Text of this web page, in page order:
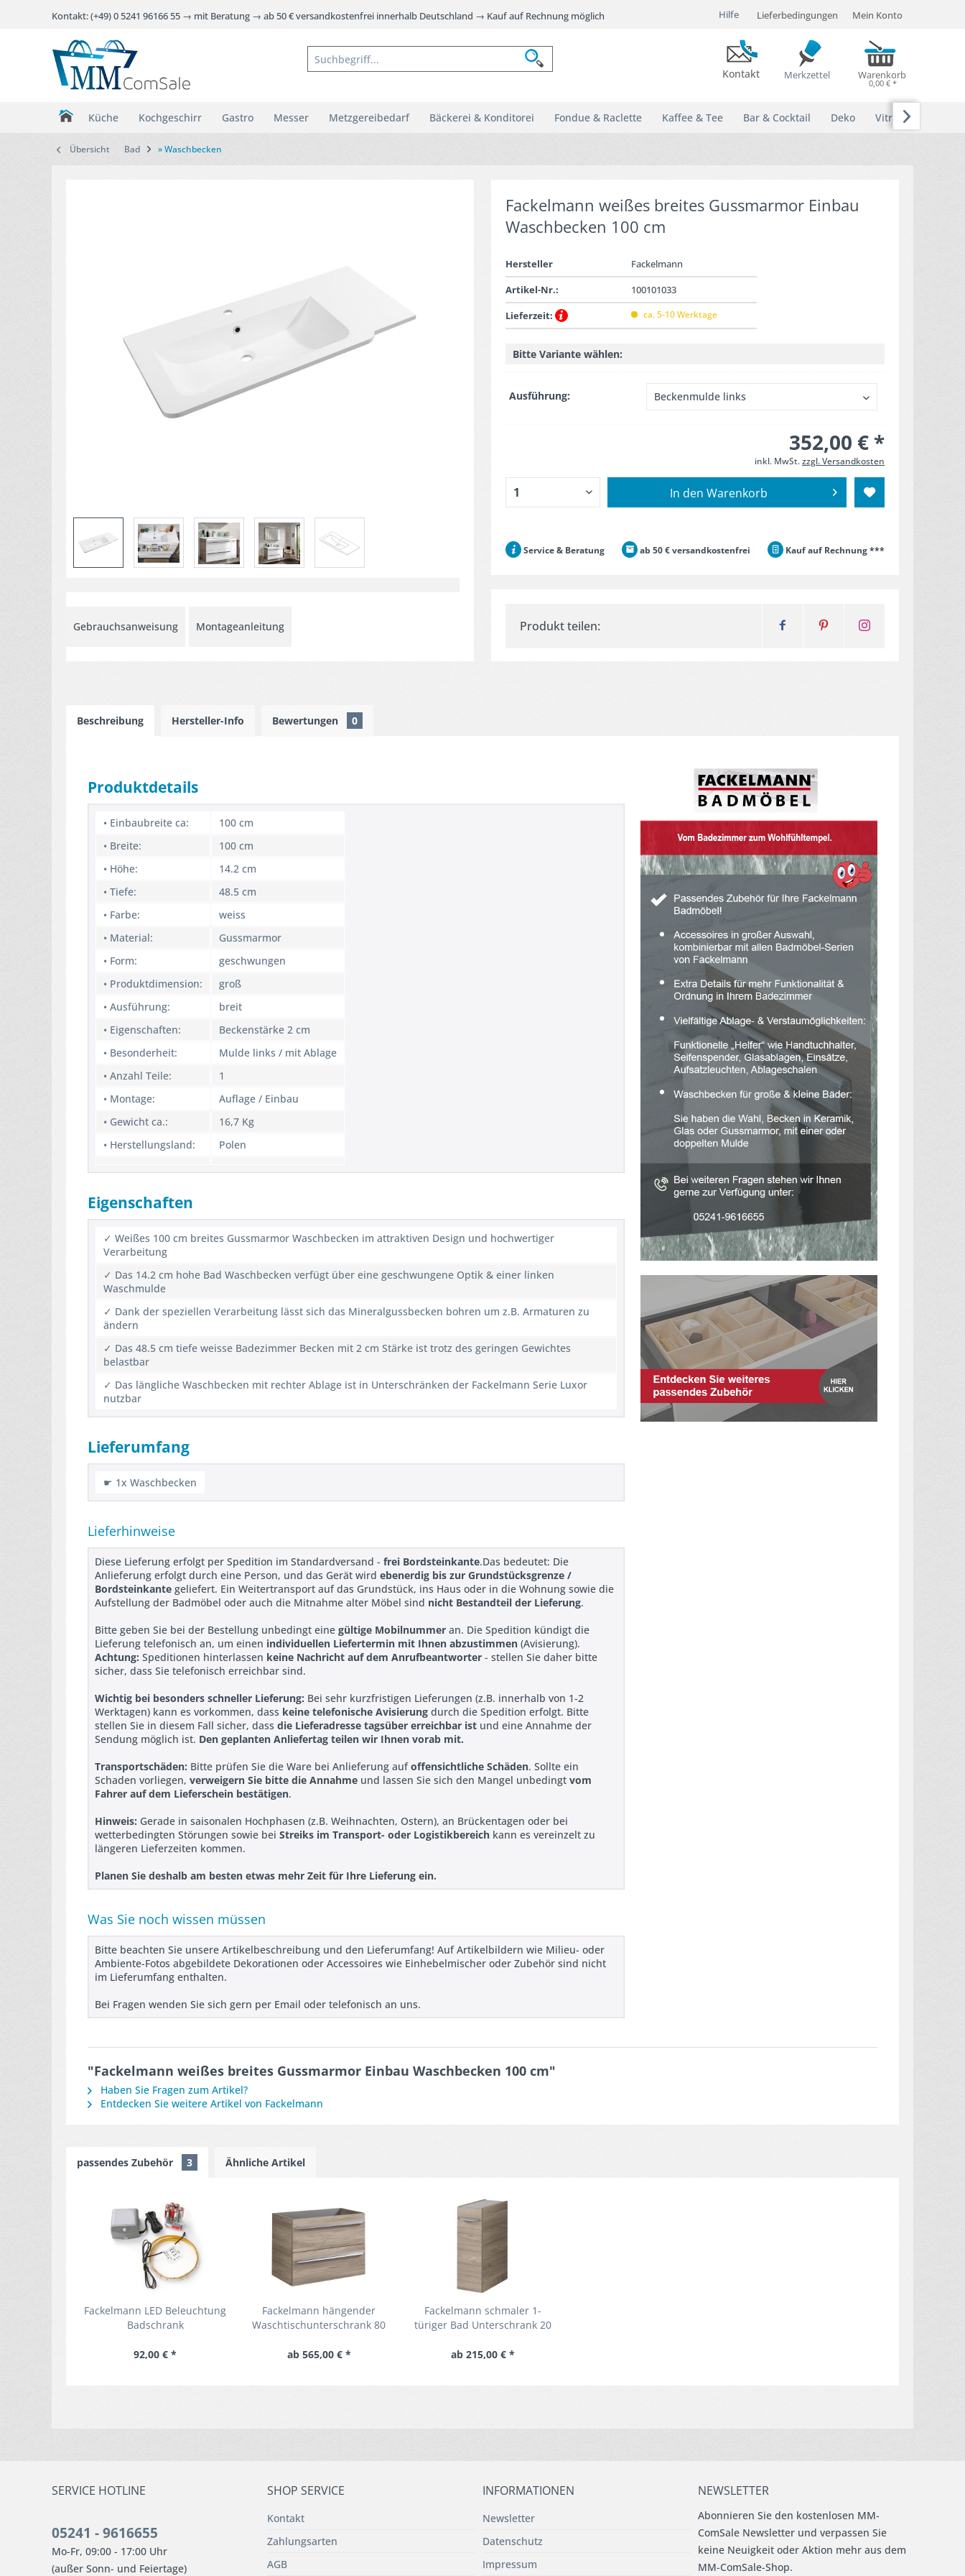
Hilfe Lieferbedingungen
Kontakt: (+49) 0 5241 96166 55 → mit Beratung → ab 50 € versandkostenfrei innerhalb Deutschland → Kauf auf Rechnung möglich
Kontakt Merkzettel
Mein Konto
Warenkorb
0,00 € *
Küche Kochgeschirr Gastro Messer Metzgereibedarf Bäckerei & Konditorei Fondue & Raclette Kaffee & Tee Bar & Cocktail Deko Vitrinen

Übersicht Bad » Waschbecken
Gebrauchsanweisung Montageanleitung
Fackelmann weißes breites Gussmarmor Einbau
Waschbecken 100 cm
Hersteller
Fackelmann
Artikel-Nr.:
100101033
Lieferzeit:
ca. 5-10 Werktage
Bitte Variante wählen:
Ausführung:
352,00 € *
inkl. MwSt.zzgl. Versandkosten
In den Warenkorb
Service & Beratung ab 50 € versandkostenfrei Kauf auf Rechnung ***
Produkt teilen:
Beschreibung Hersteller-Info Bewertungen 0
Produktdetails
• Einbaubreite ca:
100 cm
• Breite:
100 cm
• Höhe:
14.2 cm
• Tiefe:
48.5 cm
• Farbe:
weiss
• Material:
Gussmarmor
• Form:
geschwungen
• Produktdimension:
groß
• Ausführung:
breit
• Eigenschaften:
Beckenstärke 2 cm
• Besonderheit:
Mulde links / mit Ablage
• Anzahl Teile:
1
• Montage:
Auflage / Einbau
• Gewicht ca.:
16,7 Kg
• Herstellungsland:
Polen
Eigenschaften
✓ Weißes 100 cm breites Gussmarmor Waschbecken im attraktiven Design und hochwertiger
Verarbeitung
✓ Das 14.2 cm hohe Bad Waschbecken verfügt über eine geschwungene Optik & einer linken
Waschmulde
✓ Dank der speziellen Verarbeitung lässt sich das Mineralgussbecken bohren um z.B. Armaturen zu
ändern
✓ Das 48.5 cm tiefe weisse Badezimmer Becken mit 2 cm Stärke ist trotz des geringen Gewichtes
belastbar
✓ Das längliche Waschbecken mit rechter Ablage ist in Unterschränken der Fackelmann Serie Luxor
nutzbar
Lieferumfang
☛ 1x Waschbecken
Lieferhinweise
Diese Lieferung erfolgt per Spedition im Standardversand - frei Bordsteinkante.Das bedeutet: Die
Anlieferung erfolgt durch eine Person, und das Gerät wird ebenerdig bis zur Grundstücksgrenze /
Bordsteinkante geliefert. Ein Weitertransport auf das Grundstück, ins Haus oder in die Wohnung sowie die
Aufstellung der Badmöbel oder auch die Mitnahme alter Möbel sind nicht Bestandteil der Lieferung.
Bitte geben Sie bei der Bestellung unbedingt eine gültige Mobilnummer an. Die Spedition kündigt die
Lieferung telefonisch an, um einen individuellen Liefertermin mit Ihnen abzustimmen (Avisierung).
Achtung: Speditionen hinterlassen keine Nachricht auf dem Anrufbeantworter - stellen Sie daher bitte
sicher, dass Sie telefonisch erreichbar sind.
Wichtig bei besonders schneller Lieferung: Bei sehr kurzfristigen Lieferungen (z.B. innerhalb von 1-2
Werktagen) kann es vorkommen, dass keine telefonische Avisierung durch die Spedition erfolgt. Bitte
stellen Sie in diesem Fall sicher, dass die Lieferadresse tagsüber erreichbar ist und eine Annahme der
Sendung möglich ist. Den geplanten Anliefertag teilen wir Ihnen vorab mit.
Transportschäden: Bitte prüfen Sie die Ware bei Anlieferung aufoffensichtliche Schäden. Sollte ein
Schaden vorliegen, verweigern Sie bitte die Annahme und lassen Sie sich den Mangel unbedingt vom
Fahrer auf dem Lieferschein bestätigen.
Hinweis: Gerade in saisonalen Hochphasen (z.B. Weihnachten, Ostern), an Brückentagen oder bei
wetterbedingten Störungen sowie bei Streiks im Transport- oder Logistikbereich kann es vereinzelt zu
längeren Lieferzeiten kommen.
Planen Sie deshalb am besten etwas mehr Zeit für Ihre Lieferung ein.
Was Sie noch wissen müssen
Bitte beachten Sie unsere Artikelbeschreibung und den Lieferumfang! Auf Artikelbildern wie Milieu- oder
Ambiente-Fotos abgebildete Dekorationen oder Accessoires wie Einhebelmischer oder Zubehör sind nicht
im Lieferumfang enthalten.
Bei Fragen wenden Sie sich gern per Email oder telefonisch an uns.
"Fackelmann weißes breites Gussmarmor Einbau Waschbecken 100 cm"
Haben Sie Fragen zum Artikel?
Entdecken Sie weitere Artikel von Fackelmann
passendes Zubehör 3 Ähnliche Artikel
Fackelmann LED Beleuchtung
Badschrank
92,00 € *
Fackelmann hängender
Waschtischunterschrank 80
ab 565,00 € *
Fackelmann schmaler 1-
türiger Bad Unterschrank 20
ab 215,00 € *
SERVICE HOTLINE
05241 - 9616655
Mo-Fr, 09:00 - 17:00 Uhr
(außer Sonn- und Feiertage)
SHOP SERVICE
Kontakt
Zahlungsarten
AGB
INFORMATIONEN
Newsletter
Datenschutz
Impressum
NEWSLETTER
Abonnieren Sie den kostenlosen MM-
ComSale Newsletter und verpassen Sie
keine Neuigkeit oder Aktion mehr aus dem
MM-ComSale-Shop.